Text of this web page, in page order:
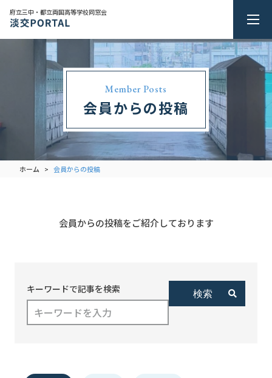
府立三中・都立両国高等学校同窓会
Member Posts
会員からの投稿
ホーム > 会員からの投稿
会員からの投稿をご紹介しております
キーワードで記事を検索